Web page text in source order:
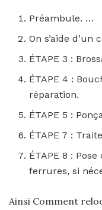
Préambule. …
On s’aide d’un
ÉTAPE 3 :
ÉTAPE 4 :
réparation.
ÉTAPE 5 :
ÉTAPE 7 :
ÉTAPE 8 :
ferrures, si
Ainsi Comment